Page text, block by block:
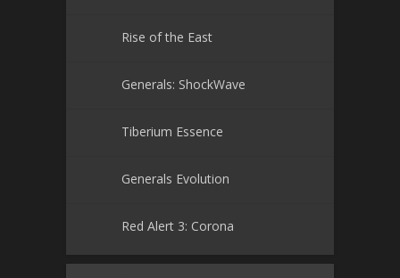
Rise of the East
Generals: ShockWave
Tiberium Essence
Generals Evolution
Red Alert 3: Corona